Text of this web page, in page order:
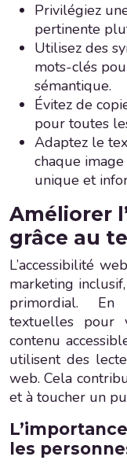
Privilégiez
pertinente
Utilisez des
mots-clés
sémantique.
Évitez de
pour toutes
Adaptez le
chaque
unique et
Améliorer
grâce au
L’accessibilité
marketing
primordial. En
textuelles pour
contenu
utilisent des
web. Cela
et à toucher un
les